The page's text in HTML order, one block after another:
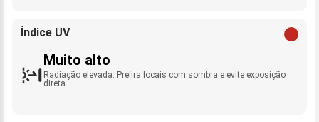
Índice UV
Muito alto
Radiação elevada. Prefira locais com sombra e evite exposição
direta.